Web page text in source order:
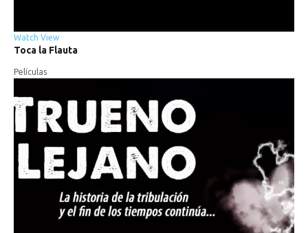
Watch View
Toca la Flauta
Películas